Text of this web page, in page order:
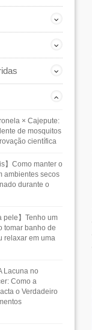
× Cajepute:
de mosquitos
científica
】Como manter o
ambientes secos
durante o
pele】Tenho um
tomar banho de
relaxar em uma
Lacuna no
Como a
o Verdadeiro